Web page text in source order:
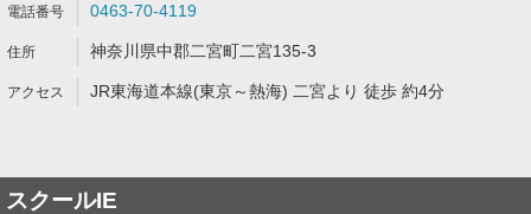
0463-70-4119
神奈川県中郡二宮町二宮135-3
JR東海道本線(東京～熱海) 二宮より 徒歩 約4分
スクールIE